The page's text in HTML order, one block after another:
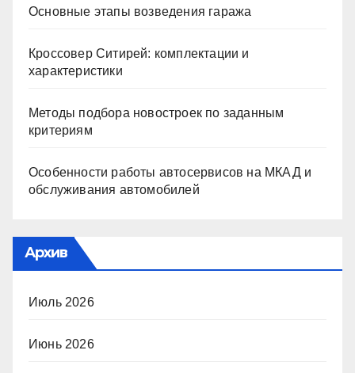
Основные этапы возведения гаража
Кроссовер Ситирей: комплектации и
характеристики
Методы подбора новостроек по заданным
критериям
Особенности работы автосервисов на МКАД и
обслуживания автомобилей
Архив
Июль 2026
Июнь 2026